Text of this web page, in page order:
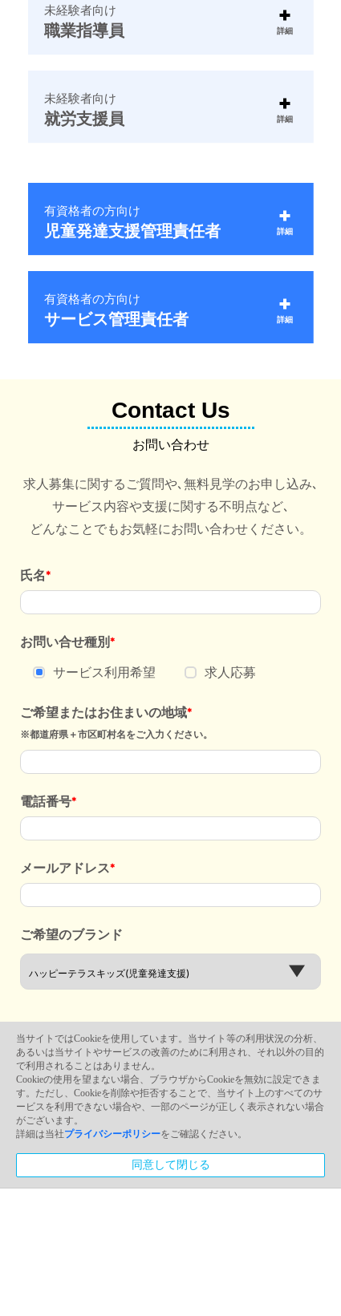
報酬
未経験者歓迎！
福祉業界に興味があり､
応募する
報酬
未経験者歓迎！
福祉業界に興味があり､
応募する
未経験者向け
職業指導員 詳細
月給22万円～37万円程度
未経験者歓迎！
福祉業界に興味があり､
応募する
未経験者向け
就労支援員 詳細
月給22万円～37万円程度
福祉業界に興味があり､
意欲的に取り組める方。
応募する
有資格者の方向け
児童発達支援管理責任者 詳細
募集中サービス
22万円～37万円程度
※目安金額のため､エリアや経験により変動
応募する
有資格者の方向け
サービス管理責任者 詳細
報酬
月給 28万円～45 万円程度
※目安金額のため､エリアや経験により変動
Contact Us
お問い合わせ
求人募集に関するご質問や､無料見学のお申し込み､
サービス内容や支援に関する不明点など､
どんなことでもお気軽にお問い合わせください。
氏名*
お問い合せ種別 *
サービス利用希望 求人応募
ご希望またはお住まいの地域*
※都道府県＋市区町村名をご入力ください。
電話番号*
メールアドレス*
ご希望のブランド
お問い合わせ内容
当サイトではCookieを使用しています。当サイト等の利用状況の分析、
あるいは当サイトやサービスの改善のために利用され、それ以外の目的
で利用されることはありません。
Cookieの使用を望まない場合、ブラウザからCookieを無効に設定できま
す。ただし、Cookieを削除や拒否することで、当サイト上のすべてのサ
ービスを利用できない場合や、一部のページが正しく表示されない場合
がございます。
詳細は当社プライバシーポリシーをご確認ください。
同意して閉じる